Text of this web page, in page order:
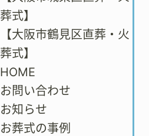
葬式】
【大阪市鶴見区直葬・火
葬式】
HOME
お問い合わせ
お知らせ
お葬式の事例